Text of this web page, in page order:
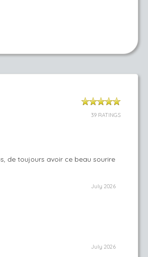
39 RATINGS
de toujours avoir ce beau sourire
July 2026
July 2026